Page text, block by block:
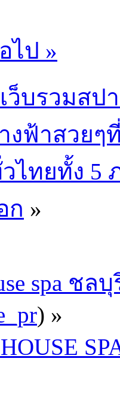
ไป »
เว็บรวม
งฟ้าสวย
ไทยทั้ง 5
ก »
spa ช
) »